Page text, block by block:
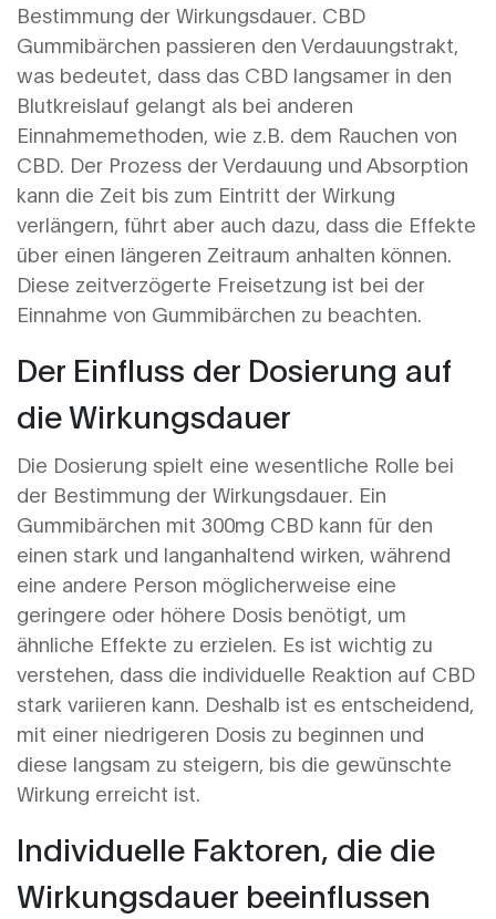
Bestimmung der Wirkungsdauer. CBD
Gummibärchen passieren den Verdauungstrakt,
was bedeutet, dass das CBD langsamer in den
Blutkreislauf gelangt als bei anderen
Einnahmemethoden, wie z.B. dem Rauchen von
CBD. Der Prozess der Verdauung und Absorption
kann die Zeit bis zum Eintritt der Wirkung
verlängern, führt aber auch dazu, dass die Effekte
über einen längeren Zeitraum anhalten können.
Diese zeitverzögerte Freisetzung ist bei der
Einnahme von Gummibärchen zu beachten.
Der Einfluss der Dosierung auf
die Wirkungsdauer
Die Dosierung spielt eine wesentliche Rolle bei
der Bestimmung der Wirkungsdauer. Ein
Gummibärchen mit 300mg CBD kann für den
einen stark und langanhaltend wirken, während
eine andere Person möglicherweise eine
geringere oder höhere Dosis benötigt, um
ähnliche Effekte zu erzielen. Es ist wichtig zu
verstehen, dass die individuelle Reaktion auf CBD
stark variieren kann. Deshalb ist es entscheidend,
mit einer niedrigeren Dosis zu beginnen und
diese langsam zu steigern, bis die gewünschte
Wirkung erreicht ist.
Individuelle Faktoren, die die
Wirkungsdauer beeinflussen